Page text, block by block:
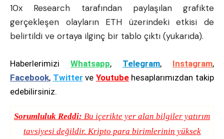
10x Research tarafından paylaşılan grafikte
gerçekleşen olayların ETH üzerindeki etkisi de
belirtildi ve ortaya ilginç bir tablo çıktı (yukarıda).
Haberlerimizi Whatsapp, Telegram, Instagram,
Facebook, Twitter ve Youtubehesaplarımızdan takip
edebilirsiniz.
Sorumluluk Reddi: Bu içerikte yer alan bilgiler yatırım
tavsiyesi değildir. Kripto para birimlerinin yüksek